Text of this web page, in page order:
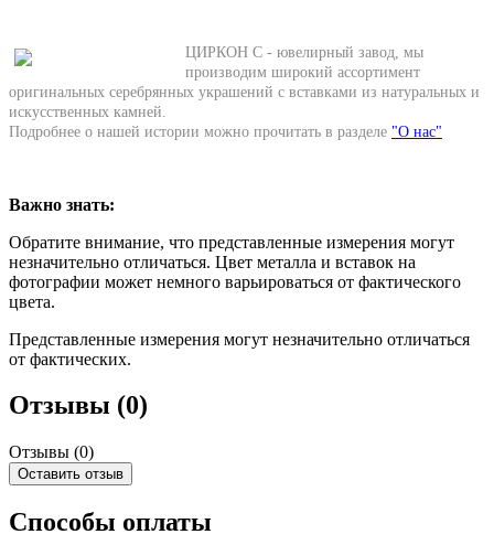
ЦИРКОН С - ювелирный завод, мы
производим широкий ассортимент
оригинальных серебрянных украшений с вставками из натуральных и
искусственных камней.
Подробнее о нашей истории можно прочитать в разделе "О нас"
Важно знать:
Обратите внимание, что представленные измерения могут
незначительно отличаться. Цвет металла и вставок на
фотографии может немного варьироваться от фактического
цвета.
Представленные измерения могут незначительно отличаться
от фактических.
Отзывы (0)
Отзывы (0)
Оставить отзыв
Способы оплаты